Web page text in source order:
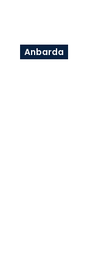
Anbarda